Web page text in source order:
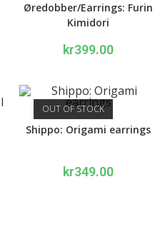
Øredobber/Earrings: Furin
Kimidori
kr399.00
OUT OF STOCK
Shippo: Origami earrings
kr349.00